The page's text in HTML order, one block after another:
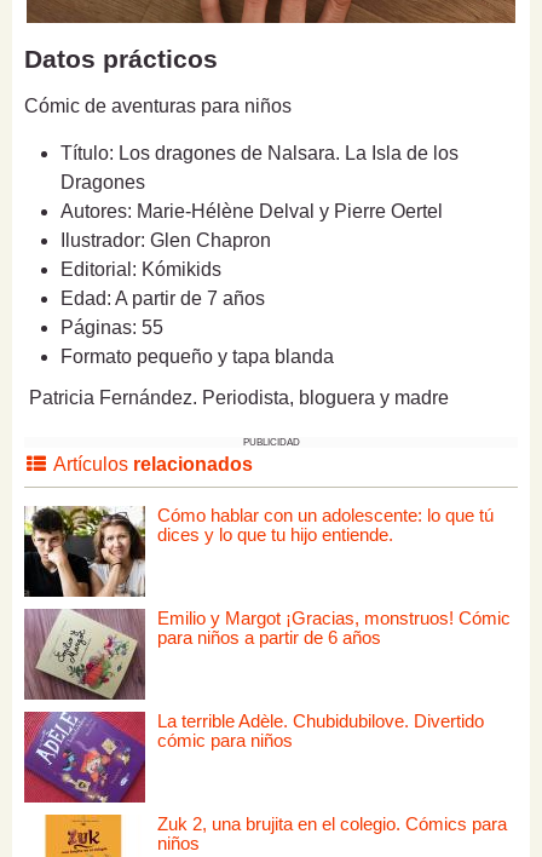
Datos prácticos
Cómic de aventuras para niños
Título: Los dragones de Nalsara. La Isla de los
Dragones
Autores: Marie-Hélène Delval y Pierre Oertel
Ilustrador: Glen Chapron
Editorial: Kómikids
Edad: A partir de 7 años
Páginas: 55
Formato pequeño y tapa blanda
Patricia Fernández. Periodista, bloguera y madre
PUBLICIDAD
Artículos relacionados
Cómo hablar con un adolescente: lo que tú
dices y lo que tu hijo entiende.
Emilio y Margot ¡Gracias, monstruos! Cómic
para niños a partir de 6 años
La terrible Adèle. Chubidubilove. Divertido
cómic para niños
Zuk 2, una brujita en el colegio. Cómics para
niños